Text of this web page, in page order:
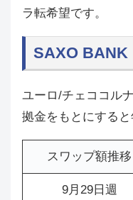
ラ転希望です。
SAXO BANK
ユーロ/チェココル
拠金をもとにする
スワップ額推移
9月29日週